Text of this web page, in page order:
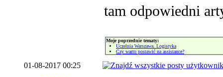
tam odpowiedni
Moje poprzednie tematy:
Uczelnia Warszawa. Logistyka
Czy warto postawić na assistance?
01-08-2017 00:25